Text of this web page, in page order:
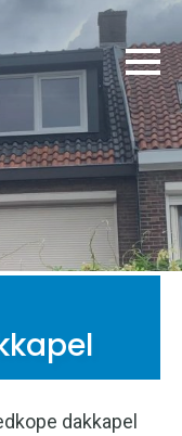
dakkapel